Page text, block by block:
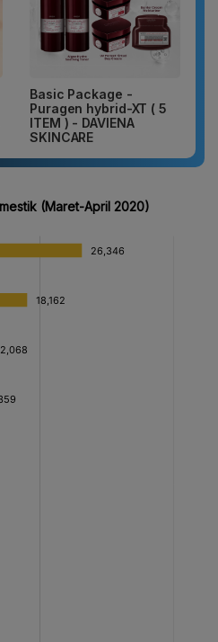
Basic Package -
Puragen hybrid-XT ( 5
ITEM ) - DAVIENA
SKINCARE